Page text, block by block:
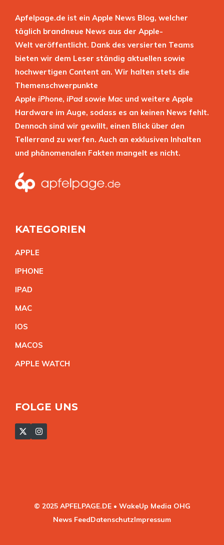
Apfelpage.de ist ein Apple News Blog, welcher
täglich brandneue News aus der Apple-
Welt veröffentlicht. Dank des versierten Teams
bieten wir dem Leser ständig aktuellen sowie
hochwertigen Content an. Wir halten stets die
Themenschwerpunkte
Apple iPhone, iPad sowie Mac und weitere Apple
Hardware im Auge, sodass es an keinen News fehlt.
Dennoch sind wir gewillt, einen Blick über den
Tellerrand zu werfen. Auch an exklusiven Inhalten
und phänomenalen Fakten mangelt es nicht.
KATEGORIEN
APPLE
IPHONE
IPAD
MAC
IOS
MACOS
APPLE WATCH
FOLGE UNS
© 2025 APFELPAGE.DE • WakeUp Media OHG
News FeedDatenschutzImpressum